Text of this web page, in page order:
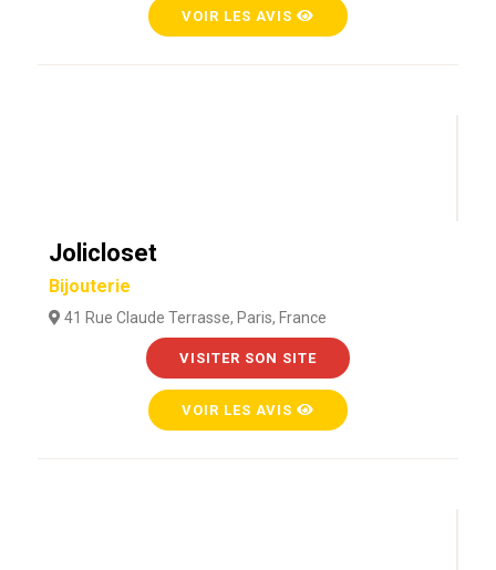
VOIR LES AVIS
Jolicloset
Bijouterie
41 Rue Claude Terrasse, Paris, France
VISITER SON SITE
VOIR LES AVIS